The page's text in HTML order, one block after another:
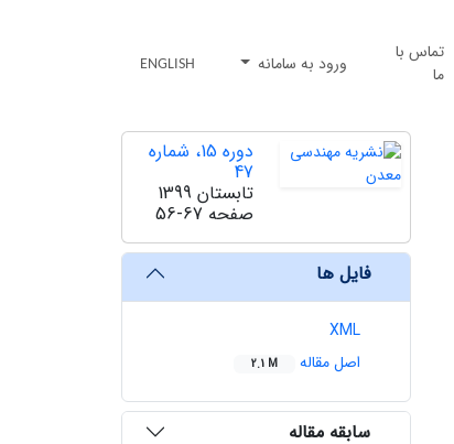
تماس با
ما
ورود به سامانه ENGLISH
دوره 15، شماره
47
تابستان 1399
صفحه 56-67
فایل ها
XML
اصل مقاله
2.1 M
سابقه مقاله